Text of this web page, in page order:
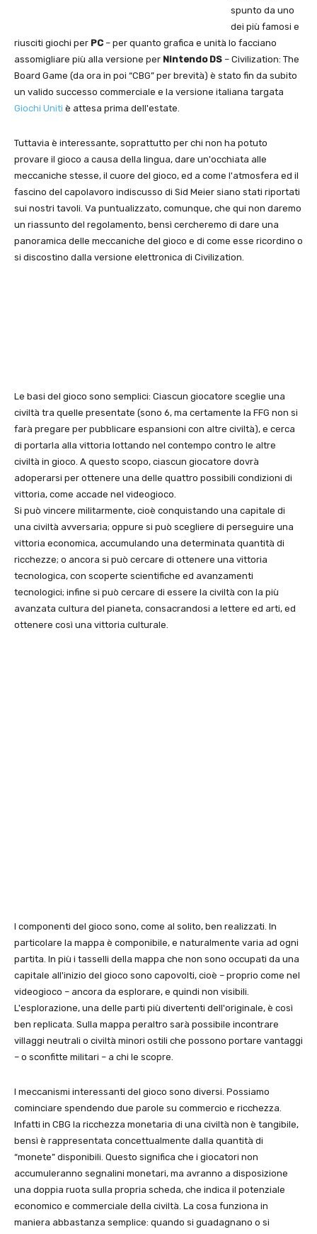
spunto da uno
dei più famosi e
riusciti giochi per PC – per quanto grafica e unità lo facciano
assomigliare più alla versione per Nintendo DS – Civilization: The
Board Game (da ora in poi “CBG” per brevità) è stato fin da subito
un valido successo commerciale e la versione italiana targata
Giochi Uniti è attesa prima dell'estate.
Tuttavia è interessante, soprattutto per chi non ha potuto
provare il gioco a causa della lingua, dare un'occhiata alle
meccaniche stesse, il cuore del gioco, ed a come l'atmosfera ed il
fascino del capolavoro indiscusso di Sid Meier siano stati riportati
sui nostri tavoli. Va puntualizzato, comunque, che qui non daremo
un riassunto del regolamento, bensì cercheremo di dare una
panoramica delle meccaniche del gioco e di come esse ricordino o
si discostino dalla versione elettronica di Civilization.
Le basi del gioco sono semplici: Ciascun giocatore sceglie una
civiltà tra quelle presentate (sono 6, ma certamente la FFG non si
farà pregare per pubblicare espansioni con altre civiltà), e cerca
di portarla alla vittoria lottando nel contempo contro le altre
civiltà in gioco. A questo scopo, ciascun giocatore dovrà
adoperarsi per ottenere una delle quattro possibili condizioni di
vittoria, come accade nel videogioco.
Si può vincere militarmente, cioè conquistando una capitale di
una civiltà avversaria; oppure si può scegliere di perseguire una
vittoria economica, accumulando una determinata quantità di
ricchezze; o ancora si può cercare di ottenere una vittoria
tecnologica, con scoperte scientifiche ed avanzamenti
tecnologici; infine si può cercare di essere la civiltà con la più
avanzata cultura del pianeta, consacrandosi a lettere ed arti, ed
ottenere così una vittoria culturale.
I componenti del gioco sono, come al solito, ben realizzati. In
particolare la mappa è componibile, e naturalmente varia ad ogni
partita. In più i tasselli della mappa che non sono occupati da una
capitale all'inizio del gioco sono capovolti, cioè – proprio come nel
videogioco – ancora da esplorare, e quindi non visibili.
L'esplorazione, una delle parti più divertenti dell'originale, è così
ben replicata. Sulla mappa peraltro sarà possibile incontrare
villaggi neutrali o civiltà minori ostili che possono portare vantaggi
– o sconfitte militari – a chi le scopre.
I meccanismi interessanti del gioco sono diversi. Possiamo
cominciare spendendo due parole su commercio e ricchezza.
Infatti in CBG la ricchezza monetaria di una civiltà non è tangibile,
bensì è rappresentata concettualmente dalla quantità di
“monete” disponibili. Questo significa che i giocatori non
accumuleranno segnalini monetari, ma avranno a disposizione
una doppia ruota sulla propria scheda, che indica il potenziale
economico e commerciale della civiltà. La cosa funziona in
maniera abbastanza semplice: quando si guadagnano o si